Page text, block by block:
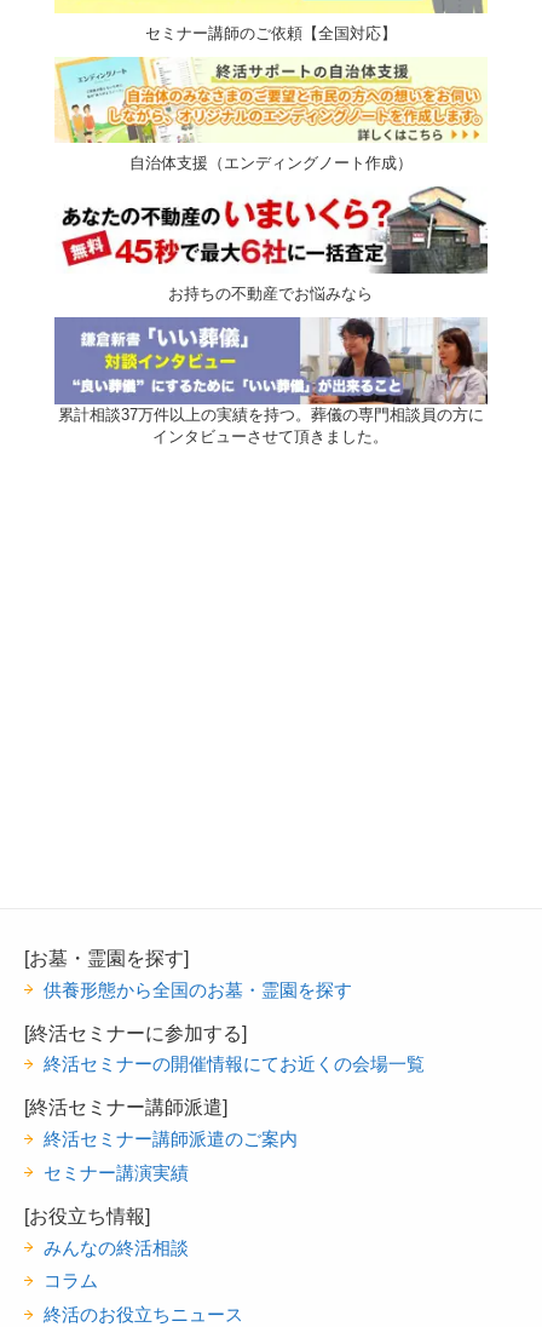
セミナー講師のご依頼【全国対応】
自治体支援（エンディングノート作成）
お持ちの不動産でお悩みなら
累計相談37万件以上の実績を持つ。葬儀の専門相談員の方に
インタビューさせて頂きました。
[お墓・霊園を探す]
供養形態から全国のお墓・霊園を探す
[終活セミナーに参加する]
終活セミナーの開催情報にてお近くの会場一覧
[終活セミナー講師派遣]
終活セミナー講師派遣のご案内
セミナー講演実績
[お役立ち情報]
みんなの終活相談
コラム
終活のお役立ちニュース